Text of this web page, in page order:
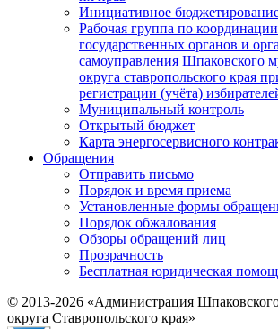
Инициативное
Рабочая группа по
государственных органов и
самоуправления Шпаковского
округа ставропольского края
регистрации (учёта)
Муниципальный контроль
Открытый бюджет
Карта энергосервисного
Обращения
Отправить письмо
Порядок и время приема
Установленные формы
Порядок обжалования
Обзоры обращений лиц
Прозрачность
Бесплатная юридическая
© 2013-2026 «Администрация
округа Ставропольского края»